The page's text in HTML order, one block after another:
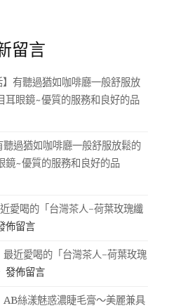
留言
】有聽過猶如咖啡廳一般舒服放
眼鏡~優質的服務和良好的品
聽過猶如咖啡廳一般舒服放鬆的
鏡~優質的服務和良好的品
近愛喝的「台灣茶人-荷葉玫瑰纖
佈留言
最近愛喝的「台灣茶人-荷葉玫瑰
發佈留言
AB絲漾魅惑濃睫毛膏～美麗兼具